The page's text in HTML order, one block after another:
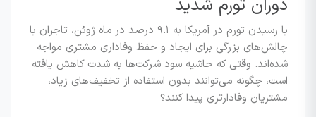
دوران تورم شدید
با رسیدن تورم در آمریکا به ۹.۱ درصد در ماه ژوئن، تاجران با
چالش‌های بزرگی برای ایجاد و حفظ وفاداری مشتری مواجه
شده‌اند. وقتی که حاشیه سود شرکت‌ها به شدت کاهش یافته
است، چگونه می‌توانند بدون استفاده از تخفیف‌های زیاد،
مشتریان وفادارتری پیدا کنند؟